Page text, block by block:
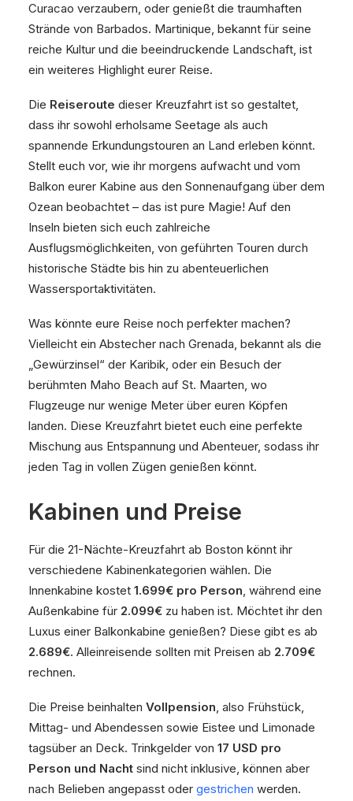
Curacao verzaubern, oder genießt die traumhaften
Strände von Barbados. Martinique, bekannt für seine
reiche Kultur und die beeindruckende Landschaft, ist
ein weiteres Highlight eurer Reise.
Die Reiseroute dieser Kreuzfahrt ist so gestaltet,
dass ihr sowohl erholsame Seetage als auch
spannende Erkundungstouren an Land erleben könnt.
Stellt euch vor, wie ihr morgens aufwacht und vom
Balkon eurer Kabine aus den Sonnenaufgang über dem
Ozean beobachtet – das ist pure Magie! Auf den
Inseln bieten sich euch zahlreiche
Ausflugsmöglichkeiten, von geführten Touren durch
historische Städte bis hin zu abenteuerlichen
Wassersportaktivitäten.
Was könnte eure Reise noch perfekter machen?
Vielleicht ein Abstecher nach Grenada, bekannt als die
„Gewürzinsel“ der Karibik, oder ein Besuch der
berühmten Maho Beach auf St. Maarten, wo
Flugzeuge nur wenige Meter über euren Köpfen
landen. Diese Kreuzfahrt bietet euch eine perfekte
Mischung aus Entspannung und Abenteuer, sodass ihr
jeden Tag in vollen Zügen genießen könnt.
Kabinen und Preise
Für die 21-Nächte-Kreuzfahrt ab Boston könnt ihr
verschiedene Kabinenkategorien wählen. Die
Innenkabine kostet 1.699€ pro Person, während eine
Außenkabine für 2.099€ zu haben ist. Möchtet ihr den
Luxus einer Balkonkabine genießen? Diese gibt es ab
2.689€. Alleinreisende sollten mit Preisen ab 2.709€
rechnen.
Die Preise beinhalten Vollpension, also Frühstück,
Mittag- und Abendessen sowie Eistee und Limonade
tagsüber an Deck. Trinkgelder von 17 USD pro
Person und Nacht sind nicht inklusive, können aber
nach Belieben angepasst oder gestrichen werden.